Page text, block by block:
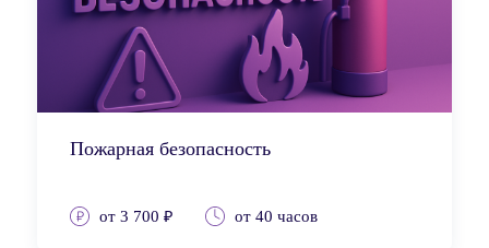
Пожарная безопасность
от 3 700 ₽ от 40 часов